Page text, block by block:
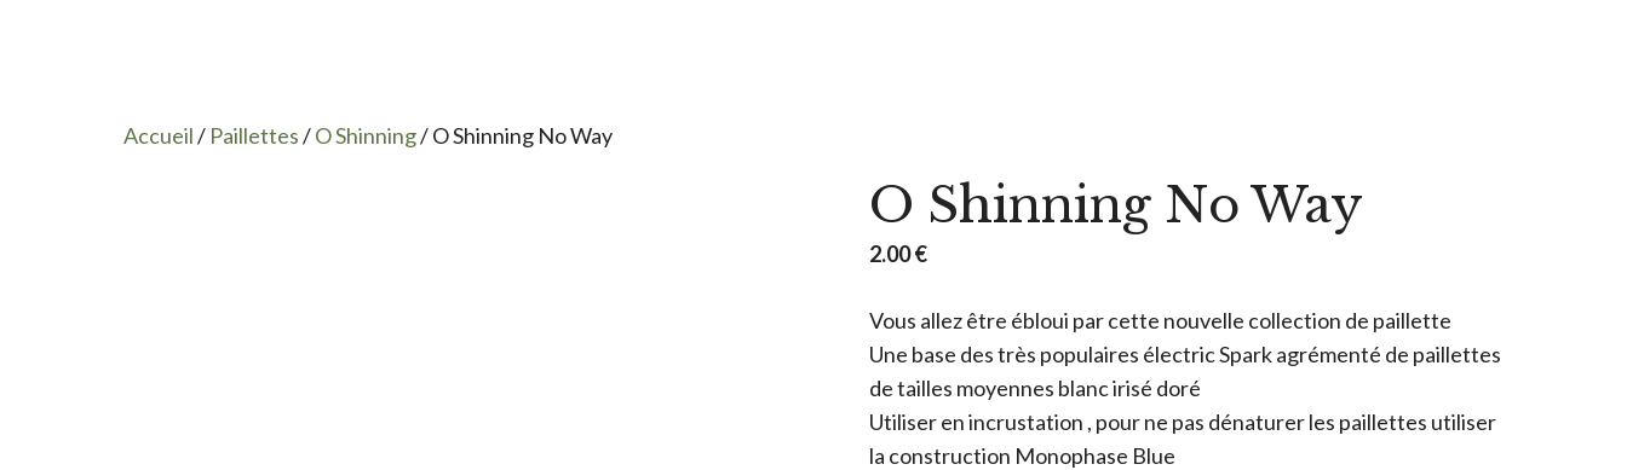
Accueil/ Paillettes/O Shinning/ O Shinning No Way
O Shinning No Way
2.00€
Vous allez être ébloui par cette nouvelle collection de paillette
Une base des très populaires électric Spark agrémenté de paillettes
de tailles moyennes blanc irisé doré
Utiliser en incrustation , pour ne pas dénaturer les paillettes utiliser
la construction Monophase Blue